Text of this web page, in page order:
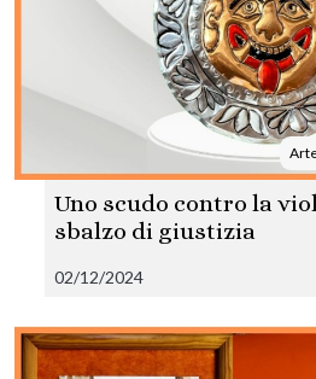
Uno scudo contro la
sbalzo di giustizia
02/12/2024